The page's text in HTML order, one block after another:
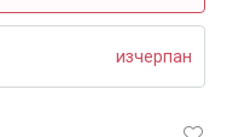
изчерпан